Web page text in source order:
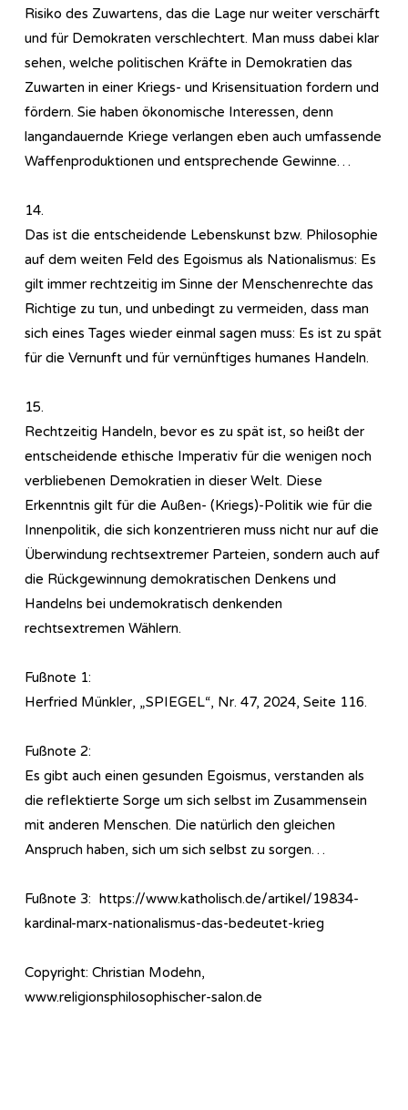
Risiko des Zuwartens, das die Lage nur weiter verschärft
und für Demokraten verschlechtert. Man muss dabei klar
sehen, welche politischen Kräfte in Demokratien das
Zuwarten in einer Kriegs- und Krisensituation fordern und
fördern. Sie haben ökonomische Interessen, denn
langandauernde Kriege verlangen eben auch umfassende
Waffenproduktionen und entsprechende Gewinne…
14.
Das ist die entscheidende Lebenskunst bzw. Philosophie
auf dem weiten Feld des Egoismus als Nationalismus: Es
gilt immer rechtzeitig im Sinne der Menschenrechte das
Richtige zu tun, und unbedingt zu vermeiden, dass man
sich eines Tages wieder einmal sagen muss: Es ist zu spät
für die Vernunft und für vernünftiges humanes Handeln.
15.
Rechtzeitig Handeln, bevor es zu spät ist, so heißt der
entscheidende ethische Imperativ für die wenigen noch
verbliebenen Demokratien in dieser Welt. Diese
Erkenntnis gilt für die Außen- (Kriegs)-Politik wie für die
Innenpolitik, die sich konzentrieren muss nicht nur auf die
Überwindung rechtsextremer Parteien, sondern auch auf
die Rückgewinnung demokratischen Denkens und
Handelns bei undemokratisch denkenden
rechtsextremen Wählern.
Fußnote 1:
Herfried Münkler, „SPIEGEL“, Nr. 47, 2024, Seite 116.
Fußnote 2:
Es gibt auch einen gesunden Egoismus, verstanden als
die reflektierte Sorge um sich selbst im Zusammensein
mit anderen Menschen. Die natürlich den gleichen
Anspruch haben, sich um sich selbst zu sorgen…
Fußnote 3: https://www.katholisch.de/artikel/19834-
kardinal-marx-nationalismus-das-bedeutet-krieg
Copyright: Christian Modehn,
www.religionsphilosophischer-salon.de